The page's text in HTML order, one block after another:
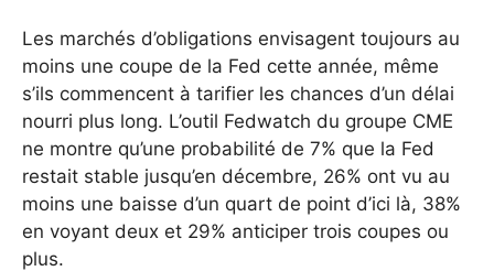
Les marchés d’obligations envisagent toujours au
moins une coupe de la Fed cette année, même
s’ils commencent à tarifier les chances d’un délai
nourri plus long. L’outil Fedwatch du groupe CME
ne montre qu’une probabilité de 7% que la Fed
restait stable jusqu’en décembre, 26% ont vu au
moins une baisse d’un quart de point d’ici là, 38%
en voyant deux et 29% anticiper trois coupes ou
plus.